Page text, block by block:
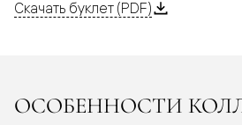
Скачать буклет (PDF)
ОСОБЕННОСТИ